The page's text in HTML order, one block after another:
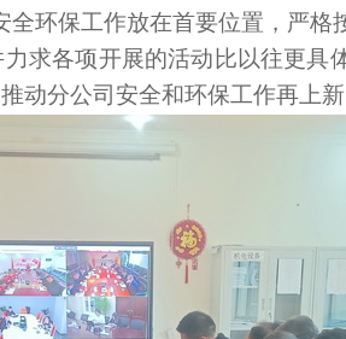
环保工作放在首要位置，严格
求各项开展的活动比以往更具
动分公司安全和环保工作再上新